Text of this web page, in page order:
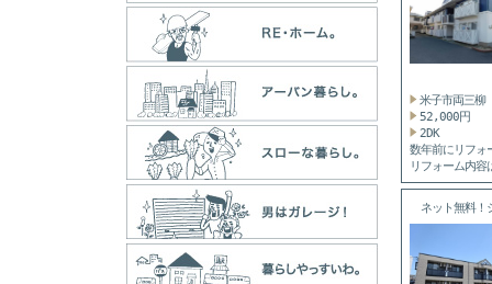
米子市両三柳
52,000円
2DK
数年前にリフォ
リフォーム内容
なり...
ネット無料！
ム...